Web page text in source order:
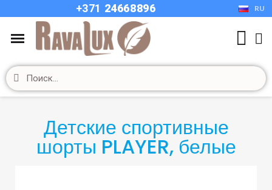
+371 24668896 RU
Детские спортивные
шорты PLAYER, белые